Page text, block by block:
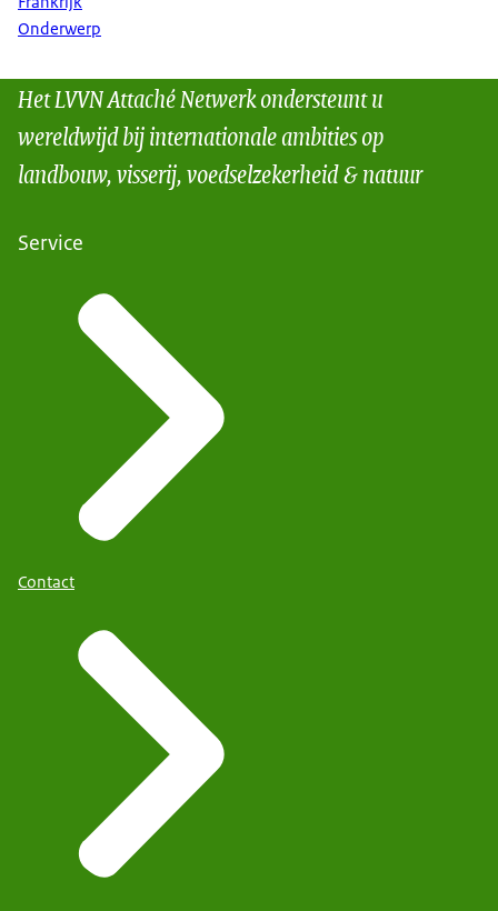
Onderwerp
Het LVVN Attaché Netwerk ondersteunt u
wereldwijd bij internationale ambities op
landbouw, visserij, voedselzekerheid & natuur
Service
Contact